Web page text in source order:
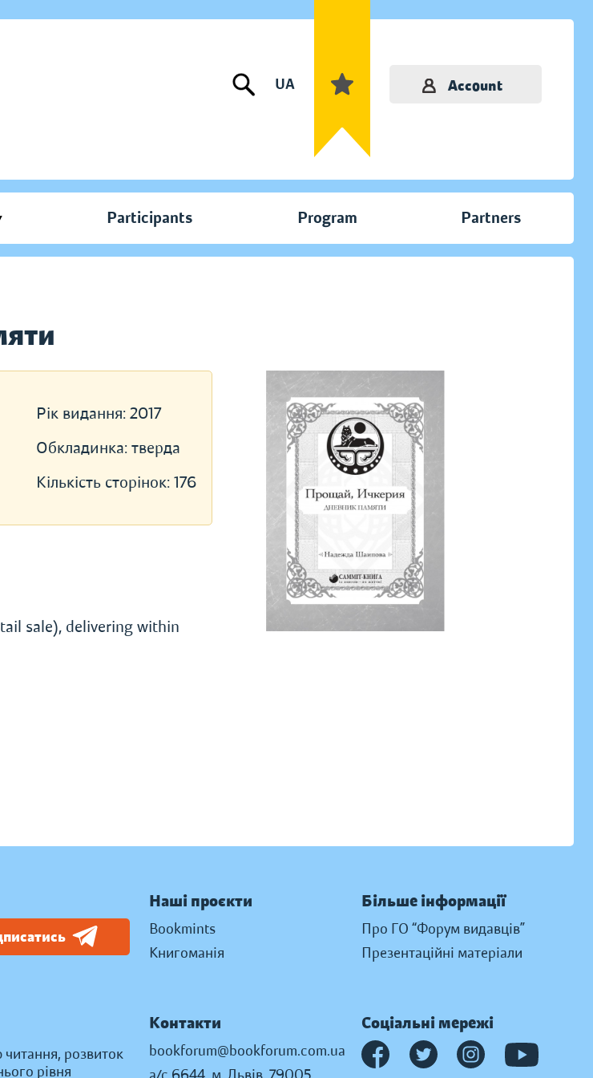
UA Account
Participants Program Partners
Рік видання: 2017
Обкладинка: тверда
Кількість сторінок: 176
sale), delivering within
читання, розвиток
рівня
Наші проєкти
Bookmints
Книгоманія
Більше інформації
Про ГО “Форум видавців”
Презентаційні матеріали
Контакти
bookforum@bookforum.com.ua
Соціальні мережі